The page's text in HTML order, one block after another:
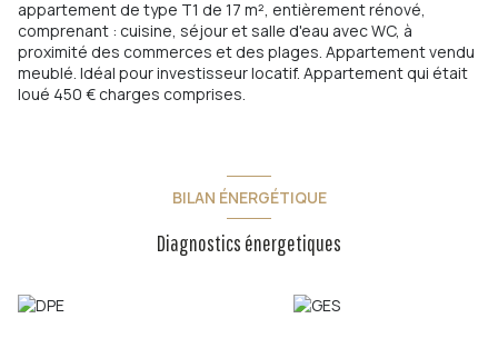
appartement de type T1 de 17 m², entièrement rénové,
comprenant : cuisine, séjour et salle d'eau avec WC, à
proximité des commerces et des plages. Appartement vendu
meublé. Idéal pour investisseur locatif. Appartement qui était
loué 450 € charges comprises.
BILAN ÉNERGÉTIQUE
Diagnostics énergetiques